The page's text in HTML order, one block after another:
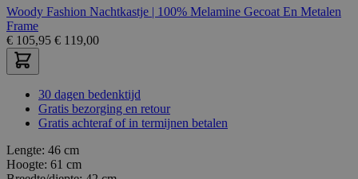
Woody Fashion Nachtkastje | 100% Melamine Gecoat En Metalen
Frame
€ 105,95 € 119,00
30 dagen bedenktijd
Gratis bezorging en retour
Gratis achteraf of in termijnen betalen
Lengte: 46 cm
Hoogte: 61 cm